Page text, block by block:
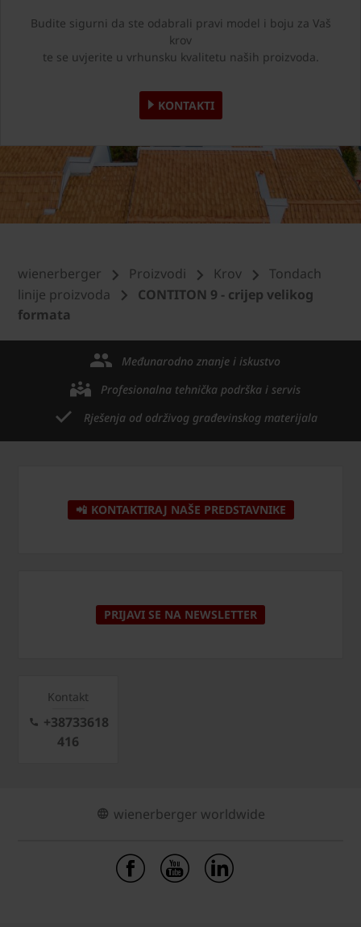
Budite sigurni da ste odabrali pravi model i boju za Vaš
krov
te se uvjerite u vrhunsku kvalitetu naših proizvoda.
KONTAKTI
wienerberger Proizvodi Krov
Tondach
linije proizvoda
CONTITON 9 - crijep velikog
formata
Međunarodno znanje i iskustvo
Profesionalna tehnička podrška i servis
Rješenja od održivog građevinskog materijala
📲 KONTAKTIRAJ NAŠE PREDSTAVNIKE
PRIJAVI SE NA NEWSLETTER
Kontakt
+38733618
416
wienerberger worldwide